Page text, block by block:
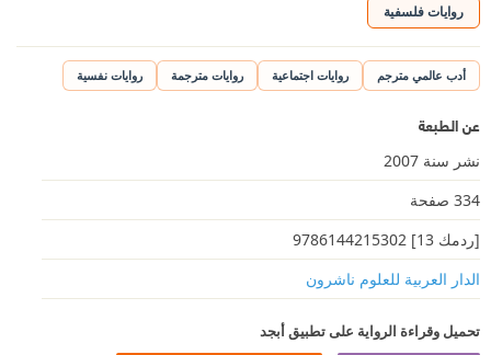
روايات فلسفية
أدب عالمي مترجم روايات اجتماعية روايات مترجمة روايات نفسية
عن الطبعة
نشر سنة 2007
334 صفحة
[ردمك 13] 9786144215302
الدار العربية للعلوم ناشرون
تحميل وقراءة الرواية على تطبيق أبجد